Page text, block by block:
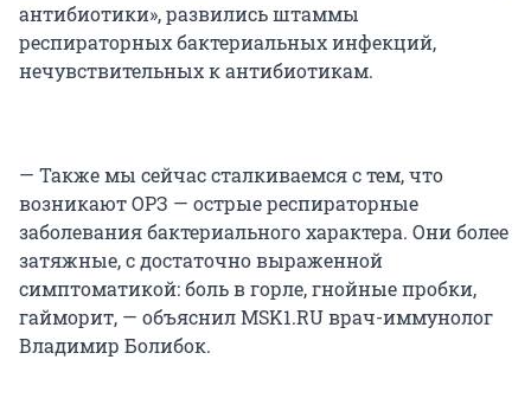
антибиотики», развились штаммы
респираторных бактериальных инфекций,
нечувствительных к антибиотикам.
— Также мы сейчас сталкиваемся с тем, что
возникают ОРЗ — острые респираторные
заболевания бактериального характера. Они более
затяжные, с достаточно выраженной
симптоматикой: боль в горле, гнойные пробки,
гайморит, — объяснил MSK1.RU врач-иммунолог
Владимир Болибок.